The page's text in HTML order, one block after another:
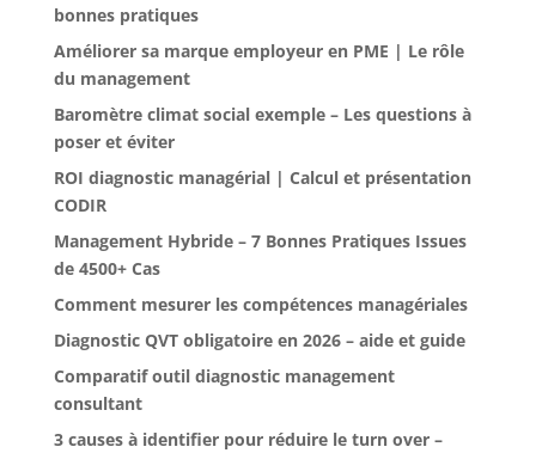
bonnes pratiques
Améliorer sa marque employeur en PME | Le rôle
du management
Baromètre climat social exemple – Les questions à
poser et éviter
ROI diagnostic managérial | Calcul et présentation
CODIR
Management Hybride – 7 Bonnes Pratiques Issues
de 4500+ Cas
Comment mesurer les compétences managériales
Diagnostic QVT obligatoire en 2026 – aide et guide
Comparatif outil diagnostic management
consultant
3 causes à identifier pour réduire le turn over –